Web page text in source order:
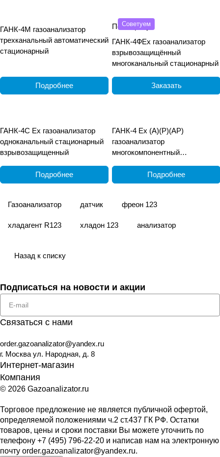
ГАНК-4М газоанализатор
трехканальный автоматический
стационарный
Подробнее
Советуем
По запросу
ГАНК-4ФEx газоанализатор
взрывозащищённый
многоканальный стационарный
Заказать
ГАНК-4С Ех газоанализатор
одноканальный стационарный
взрывозащищенный
Подробнее
ГАНК-4 Ех (А)(Р)(АР)
газоанализатор
многокомпонентный
переноснойПодробнее
Газоанализатор датчик фреон 123
хладагент R123 хладон 123 анализатор
Назад к списку
Подписаться на новости и акции
Связаться с нами
order.gazoanalizator@yandex.ru
г. Москва ул. Народная, д. 8
Интернет-магазин
Компания
© 2026 Gazoanalizator.ru
Торговое предложение не является публичной офертой,
определяемой положениями ч.2 ст.437 ГК РФ. Остатки
товаров, цены и сроки поставки Вы можете уточнить по
телефону +7 (495) 796-22-20 и написав нам на электронную
почту order.gazoanalizator@yandex.ru.